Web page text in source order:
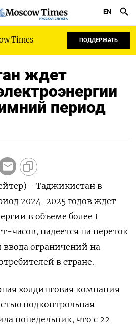
РУССКАЯ СЛУЖБА
EN
Times ПОДДЕРЖАТЬ
ждет
период
- Таджикистан в
2024-2025 годов ждет
в объеме более 1
часов, надеется на переток
ввода ограничений на
в стране.
холдинговая компания
подконтрольная
понедельник, что с 22